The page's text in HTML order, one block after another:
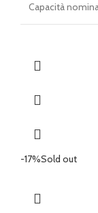
Capacità
-17%Sold out